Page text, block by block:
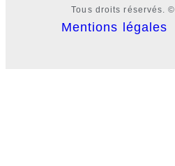
Tous droits réservés.
Mentions légales